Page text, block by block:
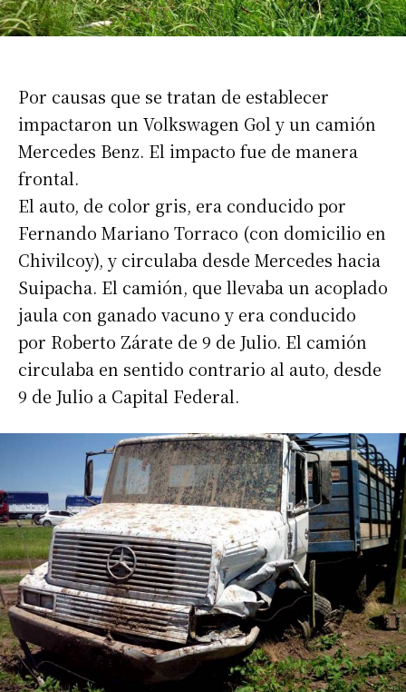
Por causas que se tratan de establecer
impactaron un Volkswagen Gol y un camión
Mercedes Benz. El impacto fue de manera
frontal.
El auto, de color gris, era conducido por
Fernando Mariano Torraco (con domicilio en
Chivilcoy), y circulaba desde Mercedes hacia
Suipacha. El camión, que llevaba un acoplado
jaula con ganado vacuno y era conducido
por Roberto Zárate de 9 de Julio. El camión
circulaba en sentido contrario al auto, desde
9 de Julio a Capital Federal.